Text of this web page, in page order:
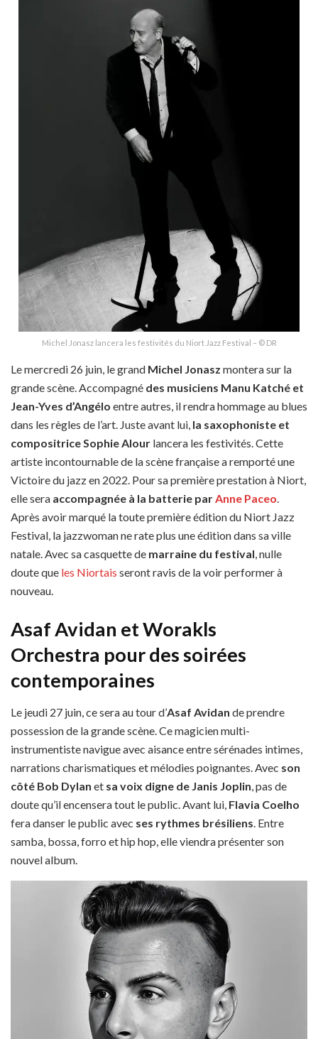
Michel Jonasz lancera les festivités du Niort Jazz Festival – © DR
Le mercredi 26 juin, le grand Michel Jonasz montera sur la
grande scène. Accompagné des musiciens Manu Katché et
Jean-Yves d’Angélo entre autres, il rendra hommage au blues
dans les règles de l’art. Juste avant lui, la saxophoniste et
compositrice Sophie Alour lancera les festivités. Cette
artiste incontournable de la scène française a remporté une
Victoire du jazz en 2022. Pour sa première prestation à Niort,
elle sera accompagnée à la batterie parAnne Paceo.
Après avoir marqué la toute première édition du Niort Jazz
Festival, la jazzwoman ne rate plus une édition dans sa ville
natale. Avec sa casquette de marraine du festival, nulle
doute que les Niortais seront ravis de la voir performer à
nouveau.
Asaf Avidan et Worakls
Orchestra pour des soirées
contemporaines
Le jeudi 27 juin, ce sera au tour d’Asaf Avidan de prendre
possession de la grande scène. Ce magicien multi-
instrumentiste navigue avec aisance entre sérénades intimes,
narrations charismatiques et mélodies poignantes. Avec son
côté Bob Dylan et sa voix digne de Janis Joplin , pas de
doute qu’il encensera tout le public. Avant lui, Flavia Coelho
fera danser le public avec ses rythmes brésiliens . Entre
samba, bossa, forro et hip hop, elle viendra présenter son
nouvel album.